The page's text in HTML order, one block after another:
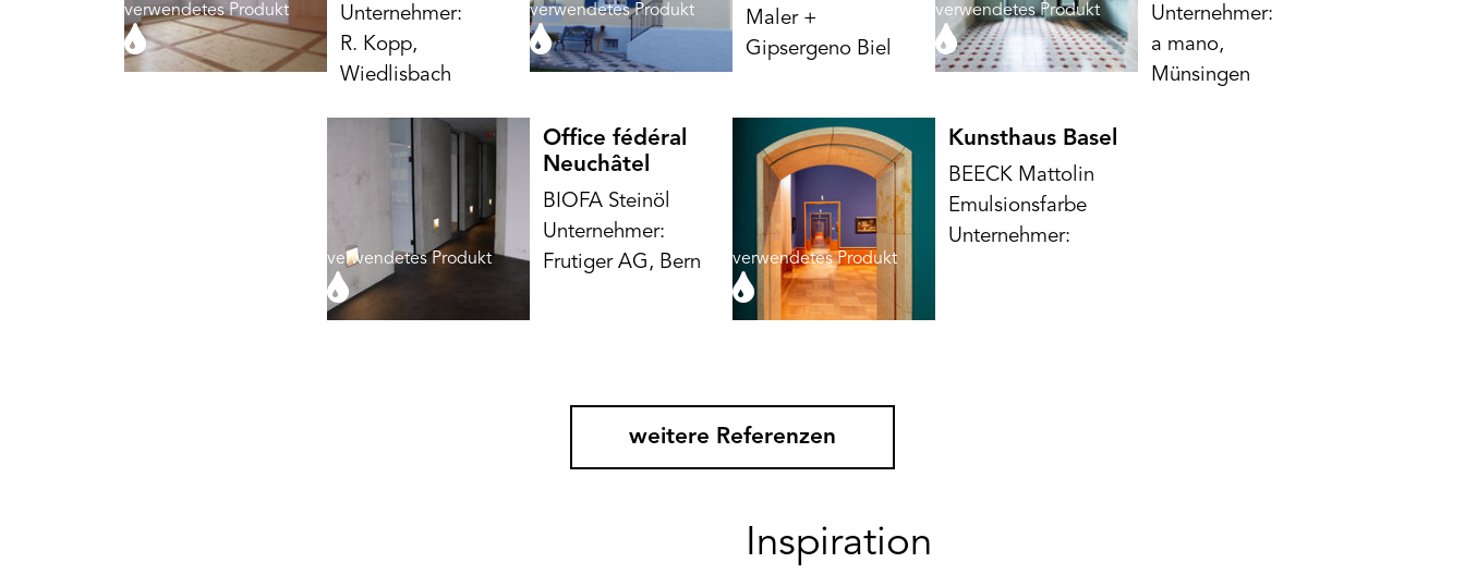
verwendetes Produkt
Unternehmer:
R. Kopp,
Wiedlisbach
verwendetes Produkt
Maler +
Gipsergeno Biel
verwendetes Produkt
Unternehmer:
a mano,
Münsingen
verwendetes Produkt
Office fédéral
Neuchâtel
BIOFA Steinöl
Unternehmer:
Frutiger AG, Bern
verwendetes Produkt
Kunsthaus Basel
BEECK Mattolin
Emulsionsfarbe
Unternehmer:
weitere Referenzen
Inspiration